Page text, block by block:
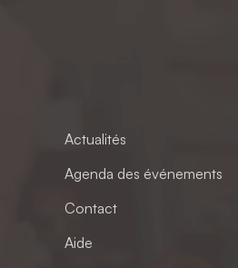
Actualités
Agenda des événements
Contact
Aide